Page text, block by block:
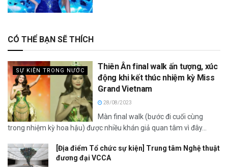
CÓ THỂ BẠN SẼ THÍCH
SỰ KIỆN TRONG NƯỚC
Thiên Ân final walk ấn tượng, xúc
động khi kết thúc nhiệm kỳ Miss
Grand Vietnam
28/08/2023
Màn final walk (bước đi cuối cùng
trong nhiệm kỳ hoa hậu) được nhiều khán giả quan tâm vì đây...
[Địa điểm Tổ chức sự kiện] Trung tâm Nghệ thuật
đương đại VCCA